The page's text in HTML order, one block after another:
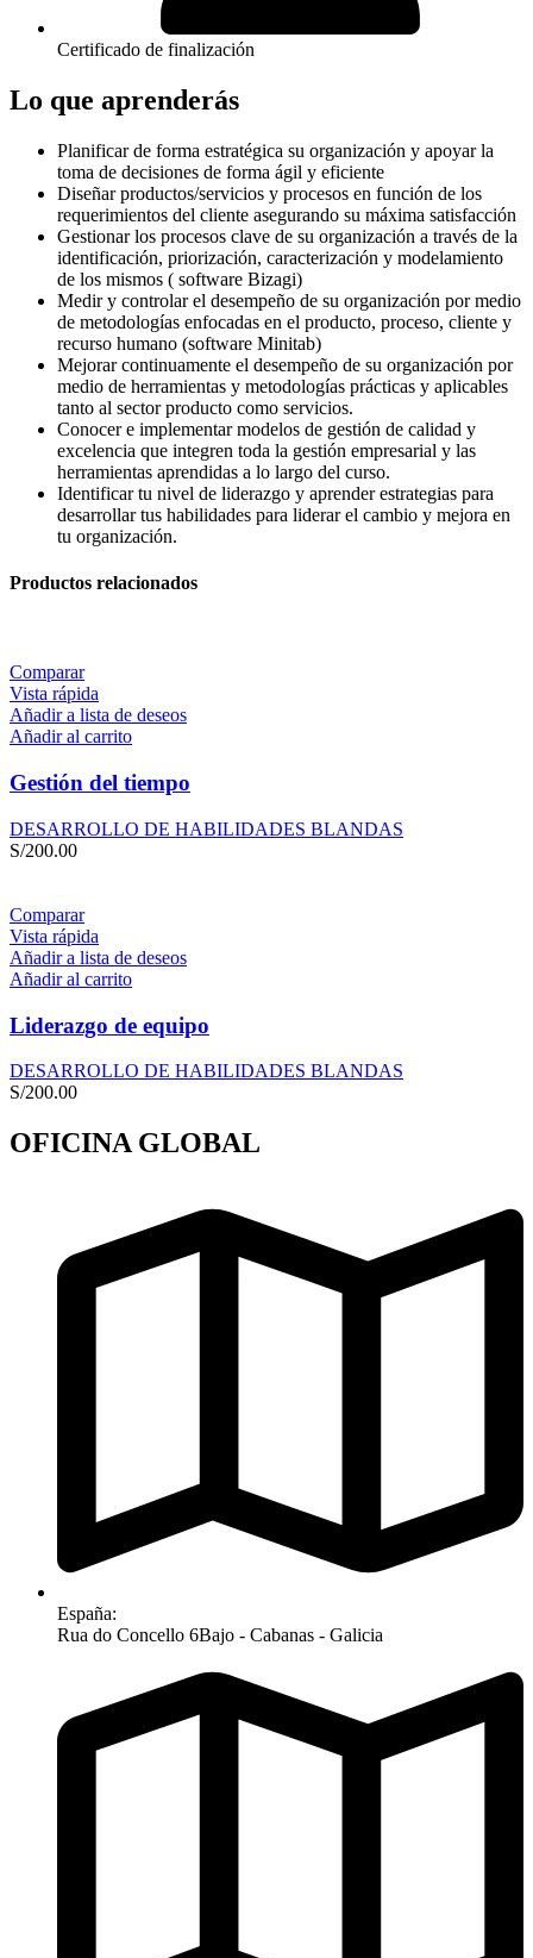
Certificado de finalización
Lo que aprenderás
Planificar de forma estratégica su organización y apoyar la
toma de decisiones de forma ágil y eficiente
Diseñar productos/servicios y procesos en función de los
requerimientos del cliente asegurando su máxima satisfacción
Gestionar los procesos clave de su organización a través de la
identificación, priorización, caracterización y modelamiento
de los mismos ( software Bizagi)
Medir y controlar el desempeño de su organización por medio
de metodologías enfocadas en el producto, proceso, cliente y
recurso humano (software Minitab)
Mejorar continuamente el desempeño de su organización por
medio de herramientas y metodologías prácticas y aplicables
tanto al sector producto como servicios.
Conocer e implementar modelos de gestión de calidad y
excelencia que integren toda la gestión empresarial y las
herramientas aprendidas a lo largo del curso.
Identificar tu nivel de liderazgo y aprender estrategias para
desarrollar tus habilidades para liderar el cambio y mejora en
tu organización.
Productos relacionados
Comparar
Vista rápida
Añadir a lista de deseos
Añadir al carrito
Gestión del tiempo
DESARROLLO DE HABILIDADES BLANDAS
S/200.00
Comparar
Vista rápida
Añadir a lista de deseos
Añadir al carrito
Liderazgo de equipo
DESARROLLO DE HABILIDADES BLANDAS
S/200.00
OFICINA GLOBAL
España:
Rua do Concello 6Bajo - Cabanas - Galicia